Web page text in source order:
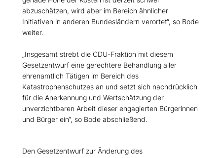
abzuschätzen, wird aber im Bereich ähnlicher
Initiativen in anderen Bundesländern verortet“, so Bode
weiter.
Insgesamt strebt die CDU-Fraktion mit diesem
Gesetzentwurf eine gerechtere Behandlung aller
ehrenamtlich Tätigen im Bereich des
Katastrophenschutzes an und setzt sich nachdrücklich
für die Anerkennung und Wertschätzung der
unverzichtbaren Arbeit dieser engagierten Bürgerinnen
und Bürger ein“, so Bode abschließend.
Den Gesetzentwurf zur Änderung des